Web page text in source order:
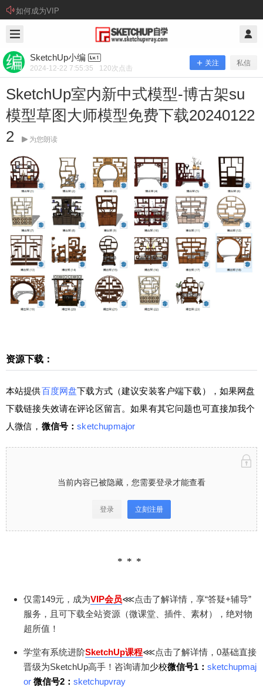
如何成为VIP
SketchUp小编
2024-12-22 7:55:35 120次点击
关注 私信
SketchUp室内新中式模型-博古架su
模型草图大师模型免费下载20240122
2
为您朗读
资源下载：
本站提供百度网盘下载方式（建议安装客户端下载），如果网盘
下载链接失效请在评论区留言。如果有其它问题也可直接加我个
人微信， 微信号：sketchupmajor
当前内容已被隐藏，您需要登录才能查看
登录 立刻注册
仅需149元，成为VIP会员⋘点击了解详情，享“答疑+辅导”
服务，且可下载全站资源（微课堂、插件、素材），绝对物
超所值！
学堂有系统进阶SketchUp课程⋘点击了解详情，0基础直接
晋级为SketchUp高手！咨询请加少校微信号1： sketchupmaj
or 微信号2： sketchupvray
SketchUp小编 @ SketchUp自学
SketchUp室内新中式模型-博古架su模
型草图大师模型免费下载202401222
资源下载： 本站提供百度网盘下载方式（建议安装
客户端下载），如果网盘下载链接失效请在评论区
留言。如果有其它问题也可直接加我个人微信，微
信号：sketchupmajor 当前内容已被隐藏，您需要
登录才能查看 登录立刻注册 仅需149元，成为VIP
所值！ 学堂有系统进阶SketchUp课程⋘点击了解
详情，0基础直接晋级为SketchUp高手！咨询请加
少校微信号1：sketchupmajor 微信号2：sketchupv
ray 0 收藏
扫描二维码继续阅读